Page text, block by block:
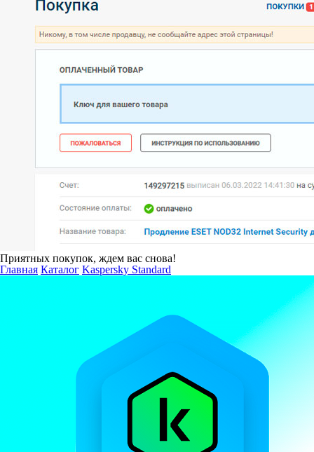
Приятных покупок, ждем вас снова!
Главная Каталог Kaspersky Standard